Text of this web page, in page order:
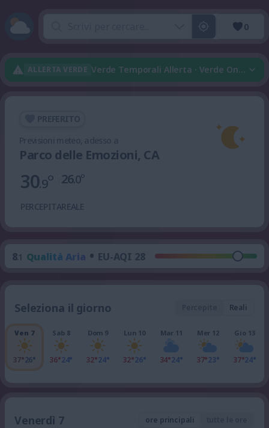
0
ALLERTA VERDE Verde Temporali Allerta · Verde Onda Di
Parco delle Emozioni, CA
30.9°
PERCEPITA
26.0°
REALE
8.1 Qualità Aria • EU-AQI 28
Seleziona il giorno Reali
Ven 7
37°26°
Sab 8
36°24°
Dom 9
32°24°
Lun 10
32°26°
Mar 11
34°24°
Mer 12
37°23°
Gio 13
37°24°
Venerdì 7 ore principali